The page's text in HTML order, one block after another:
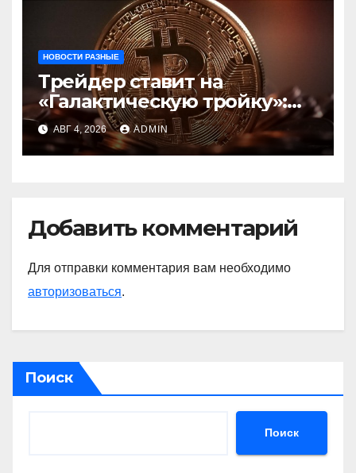
НОВОСТИ РАЗНЫЕ
Трейдер ставит на
«Галактическую тройку»:
Circle, Coinbase и ETH
АВГ 4, 2026 ADMIN
Добавить комментарий
Для отправки комментария вам необходимо
авторизоваться.
Поиск
Поиск